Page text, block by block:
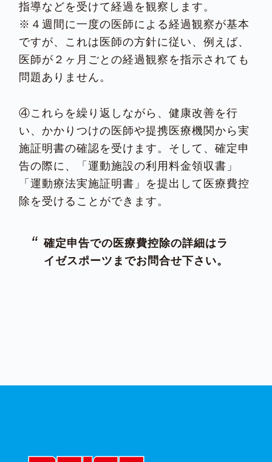
指導などを受けて経過を観察します。
※４週間に一度の医師による経過観察が基本
ですが、これは医師の方針に従い、例えば、
医師が２ヶ月ごとの経過観察を指示されても
問題ありません。
④これらを繰り返しながら、健康改善を行
い、かかりつけの医師や提携医療機関から実
施証明書の確認を受けます。そして、確定申
告の際に、「運動施設の利用料金領収書」
「運動療法実施証明書」を提出して医療費控
除を受けることができます。
確定申告での医療費控除の詳細はラ
イゼスポーツまでお問合せ下さい。
FOOTER